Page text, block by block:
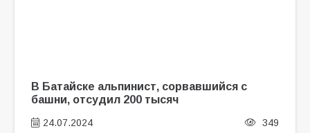
В Батайске альпинист, сорвавшийся с
башни, отсудил 200 тысяч
24.07.2024 349